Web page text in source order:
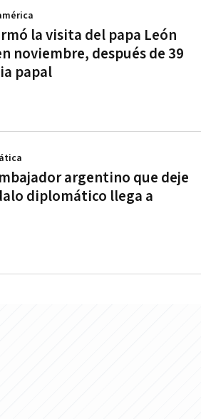
la visita del papa León
noviembre, después de 39
papal
argentino que deje
diplomático llega a